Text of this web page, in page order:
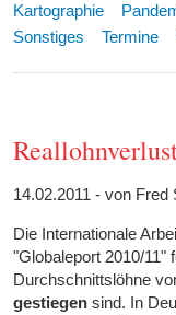
Kartographie
Sonstiges
Termine
14.02.2011 - von Fred
Die Internationale
"Globaleport 2010/11"
Durchschnittslöhne
gestiegen sind. In